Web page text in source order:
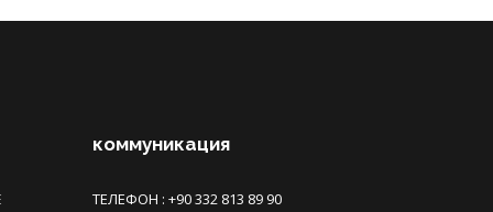
коммуникация
ТЕЛЕФОН : +90 332 813 89 90